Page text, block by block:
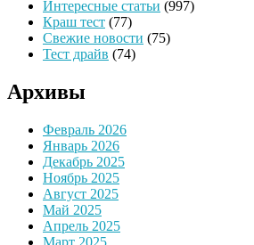
Интересные статьи (997)
Краш тест (77)
Свежие новости (75)
Тест драйв (74)
Архивы
Февраль 2026
Январь 2026
Декабрь 2025
Ноябрь 2025
Август 2025
Май 2025
Апрель 2025
Март 2025